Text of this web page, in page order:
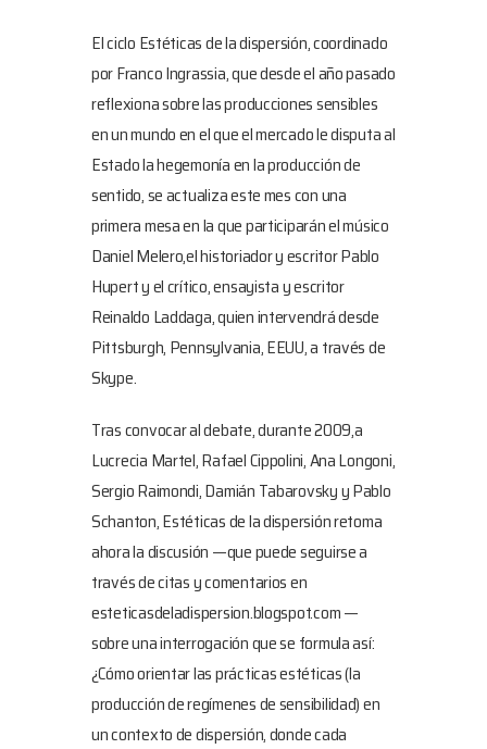
El ciclo Estéticas de la dispersión, coordinado
por Franco Ingrassia, que desde el año pasado
reflexiona sobre las producciones sensibles
en un mundo en el que el mercado le disputa al
Estado la hegemonía en la producción de
sentido, se actualiza este mes con una
primera mesa en la que participarán el músico
Daniel Melero,el historiador y escritor Pablo
Hupert y el crítico, ensayista y escritor
Reinaldo Laddaga, quien intervendrá desde
Pittsburgh, Pennsylvania, EEUU, a través de
Skype.
Tras convocar al debate, durante 2009,a
Lucrecia Martel, Rafael Cippolini, Ana Longoni,
Sergio Raimondi, Damián Tabarovsky y Pablo
Schanton, Estéticas de la dispersión retoma
ahora la discusión —que puede seguirse a
través de citas y comentarios en
esteticasdeladispersion.blogspot.com —
sobre una interrogación que se formula así:
¿Cómo orientar las prácticas estéticas (la
producción de regímenes de sensibilidad) en
un contexto de dispersión, donde cada